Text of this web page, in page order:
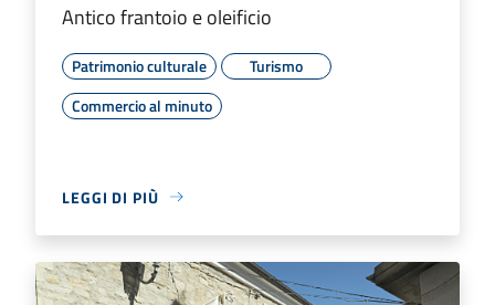
Antico frantoio e oleificio
Patrimonio culturale
Turismo
Commercio al minuto
LEGGI DI PIÙ